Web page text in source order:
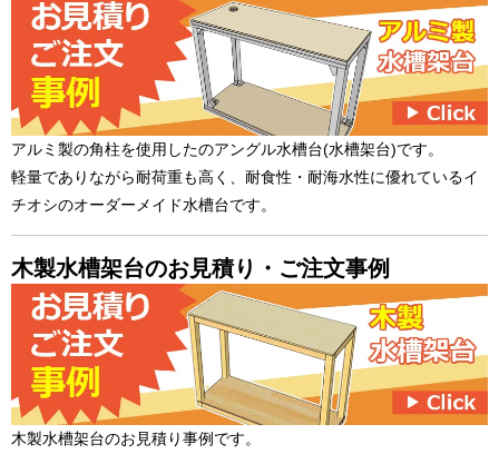
アルミ製の角柱を使用したのアングル水槽台(水槽架台)です。
軽量でありながら耐荷重も高く、耐食性・耐海水性に優れているイ
チオシのオーダーメイド水槽台です。
木製水槽架台のお見積り・ご注文事例
木製水槽架台のお見積り事例です。